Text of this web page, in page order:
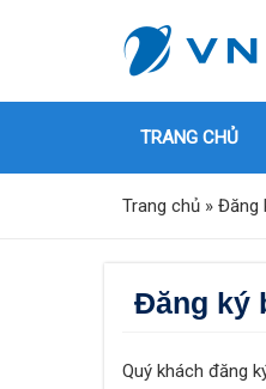
TRANG CHỦ
Trang chủ » Đăng
Đăng ký
Quý khách đăng